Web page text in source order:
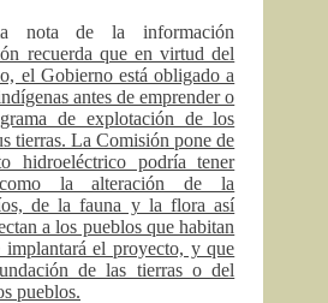
nota de la información
recuerda que en virtud del
el Gobierno está obligado a
antes de emprender o
de explotación de los
tierras. La Comisión pone de
hidroeléctrico podría tener
como la alteración de la
de la fauna y la flora así
a los pueblos que habitan
el proyecto, y que
de las tierras o del
pueblos.